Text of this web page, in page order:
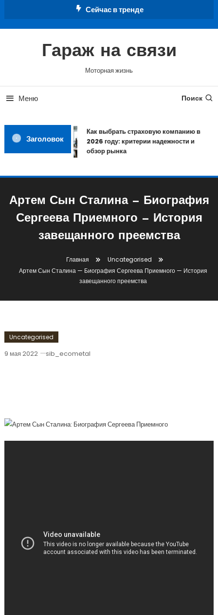
Сейчас в тренде
Гараж на связи
Моторная жизнь
Меню Поиск
Заголовок
Как выбрать страховую компанию в
2026 году: критерии надежности и
обзор рынка
Артем Сын Сталина — Биография
Сергеева Приемного — История
завещанного преемства
Главная
Uncategorised
Артем Сын Сталина — Биография Сергеева Приемного — История
завещанного преемства
Uncategorised
9 мая 2022 sib_ecometal